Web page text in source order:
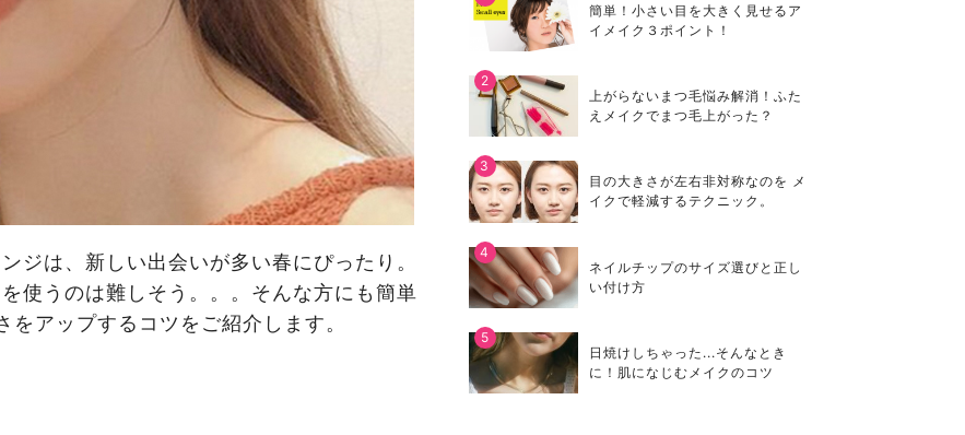
ジは、新しい出会いが多い春にぴったり。
使うのは難しそう。。。そんな方にも簡単
アップするコツをご紹介します。
簡単！小さい目を大きく見せるア
イメイク３ポイント！
上がらないまつ毛悩み解消！ふた
えメイクでまつ毛上がった？
目の大きさが左右非対称なのを メ
イクで軽減するテクニック。
ネイルチップのサイズ選びと正し
い付け方
日焼けしちゃった...そんなとき
に！肌になじむメイクのコツ